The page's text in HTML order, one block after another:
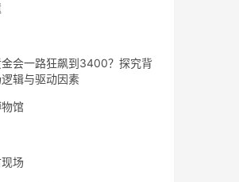
金会一路狂飙到3400？探究背
辑与驱动因素
馆
场